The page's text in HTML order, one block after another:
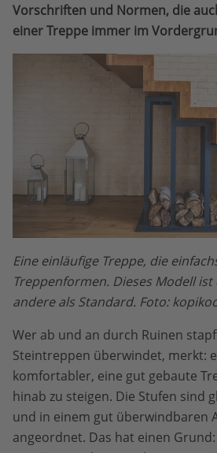
Vorschriften und Normen, die
einer Treppe immer im
Eine einläufige Treppe, die
Treppenformen. Dieses Modell
andere als Standard. Foto:
Wer ab und an durch Ruinen
Steintreppen überwindet, merkt:
komfortabler, eine gut gebaute
hinab zu steigen. Die Stufen sind
und in einem gut überwindbaren
angeordnet. Das hat einen